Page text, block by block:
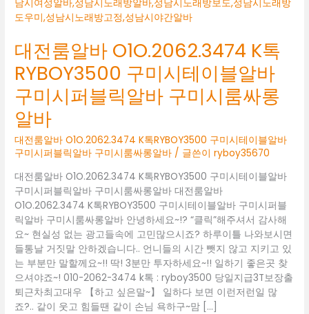
대전룸알바 O1O.2062.3474 K톡
RYBOY3500 구미시테이블알바
구미시퍼블릭알바 구미시룸싸롱
알바
대전룸알바 O1O.2062.3474 K톡RYBOY3500 구미시테이블알바
구미시퍼블릭알바 구미시룸싸롱알바 / 글쓴이ryboy35670
대전룸알바 O1O.2062.3474 K톡RYBOY3500 구미시테이블알바
구미시퍼블릭알바 구미시룸싸롱알바 대전룸알바
O1O.2062.3474 K톡RYBOY3500 구미시테이블알바 구미시퍼블
릭알바 구미시룸싸롱알바 안녕하세요~!? “클릭”해주셔서 감사해
요~ 현실성 없는 광고들속에 고민많으시죠? 하루이틀 나와보시면
들통날 거짓말 안하겠습니다.. 언니들의 시간 뺏지 않고 지키고 있
는 부분만 말할께요~!! 딱! 3분만 투자하세요~!! 일하기 좋은곳 찾
으셔야죠~! 010-2062-3474 k톡 : ryboy3500 당일지급3T보장출
퇴근차최고대우 【하고 싶은말~】 일하다 보면 이런저런일 많
죠?.. 같이 웃고 힘들땐 같이 손님 욕하구~맘 […]